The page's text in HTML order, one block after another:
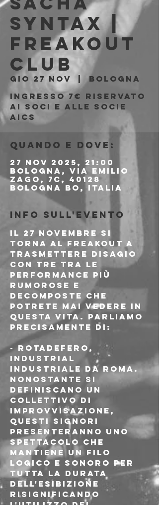
Syntax |
Freakout
Club
gio 27 nov
  |
Bologna
Ingresso 7€ riservato
ai soci e alle socie
AICS
Quando e dove:
27 nov 2025, 21:00
Bologna, Via Emilio
Zago, 7c, 40128
Bologna BO, Italia
Info sull'evento
Il 27 novembre si
torna al Freakout a
trasmettere disagio
con tre tra le
performance più
rumorose e
decomposte che
potrete mai vedere in
questa vita. Parliamo
precisamente di:
- Rotadefero ,
industrial
industriale da Roma.
Nonostante si
definiscano un
collettivo di
improvvisazione,
questi signori
presenteranno uno
spettacolo che
mantiene un filo
logico e sonoro per
tutta la durata
dell'esibizione
risignificando